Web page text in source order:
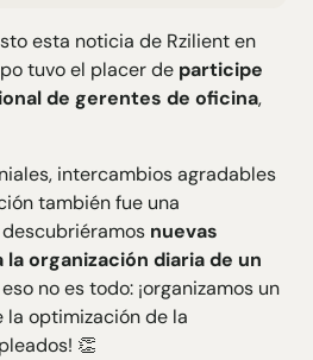
esta noticia de Rzilient en
tuvo el placer de participe
de gerentes de oficina,
intercambios agradables
también fue una
nuevas
organización diaria de un
eso no es todo: ¡organizamos un
optimización de la
👏